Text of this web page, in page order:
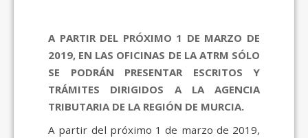
A PARTIR DEL PRÓXIMO 1 DE MARZO DE
2019, EN LAS OFICINAS DE LA ATRM SÓLO
SE PODRÁN PRESENTAR ESCRITOS Y
TRÁMITES DIRIGIDOS A LA AGENCIA
TRIBUTARIA DE LA REGIÓN DE MURCIA.
A partir del próximo 1 de marzo de 2019,